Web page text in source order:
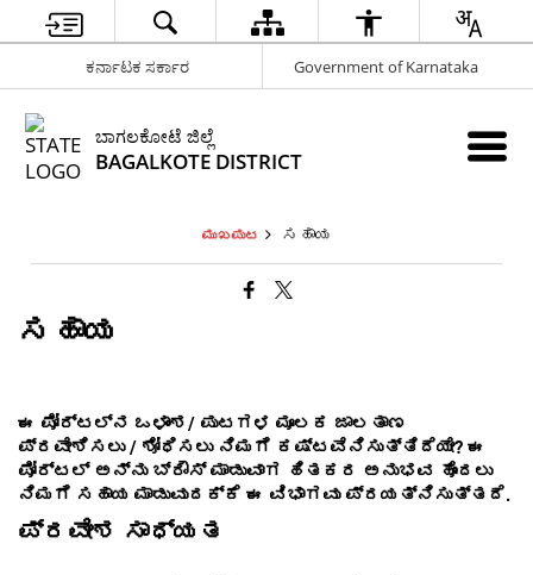
ಕರ್ನಾಟಕ ಸರ್ಕಾರ Government of Karnataka
ಬಾಗಲಕೋಟೆ ಜಿಲ್ಲೆ
BAGALKOTE DISTRICT
ಮುಖಪುಟ ಸಹಾಯ
ಸಹಾಯ
ಈ ಪೋರ್ಟಲ್ನ ಒಳಾಂಶ/ ಪುಟಗಳ ಮೂಲಕ ಜಾಲತಾಣ
ಪ್ರವೇಶಿಸಲು / ಶೋಧಿಸಲು ನಿಮಗೆ ಕಷ್ಟವೆನಿಸುತ್ತಿದೆಯೇ? ಈ
ಪೋರ್ಟಲ್ ಅನ್ನು ಬ್ರೌಸ್ ಮಾಡುವಾಗ ಹಿತಕರ ಅನುಭವ ಹೊಂದಲು
ನಿಮಗೆ ಸಹಾಯ ಮಾಡುವುದಕ್ಕೆ ಈ ವಿಭಾಗವು ಪ್ರಯತ್ನಿಸುತ್ತದೆ.
ಪ್ರವೇಶ ಸಾಧ್ಯತ